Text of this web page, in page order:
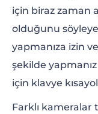
için biraz zaman
olduğunu
yapmanıza izin
şekilde
için klavye
Farklı kameralar